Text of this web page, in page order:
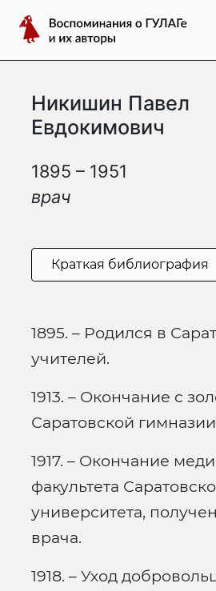
содержимому
Воспоминания
о
ГУЛАГе
их
авторы
Никишин Павел
Евдокимович
1895 – 1951
врач
Краткая библиография
1895. – Родился в
учителей.
1913. – Окончание с
Саратовской
1917. – Окончание
факультета
университета,
врача.
1918. – Уход